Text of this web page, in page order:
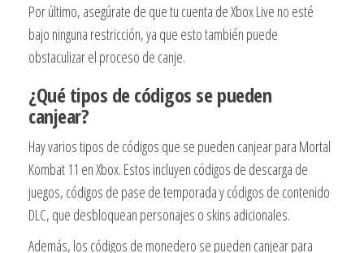
Por último, asegúrate de que tu cuenta de Xbox Live no esté
bajo ninguna restricción, ya que esto también puede
obstaculizar el proceso de canje.
¿Qué tipos de códigos se pueden
canjear?
Hay varios tipos de códigos que se pueden canjear para Mortal
Kombat 11 en Xbox. Estos incluyen códigos de descarga de
juegos, códigos de pase de temporada y códigos de contenido
DLC, que desbloquean personajes o skins adicionales.
Además, los códigos de monedero se pueden canjear para